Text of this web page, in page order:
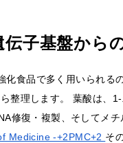
子基盤から
食品で多く用いられる
整理します。 葉酸は、
修復・複製、そしてメチ
Medicine -+2PMC+2 そ